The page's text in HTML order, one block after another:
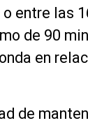
o entre las
de 90
en
de